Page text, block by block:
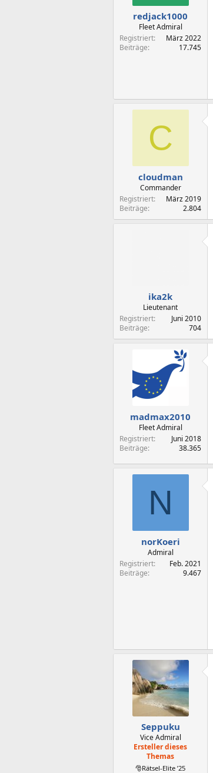
redjack1000
Fleet Admiral
Registriert
März 2022
Beiträge
17.745
C
cloudman
Commander
Registriert
März 2019
Beiträge
2.804
ika2k
Lieutenant
Registriert
Juni 2010
Beiträge
704
madmax2010
Fleet Admiral
Registriert
Juni 2018
Beiträge
38.365
N
norKoeri
Admiral
Registriert
Feb. 2021
Beiträge
9.467
Seppuku
Vice Admiral
Ersteller dieses
Themas
🎅Rätsel-Elite ’25